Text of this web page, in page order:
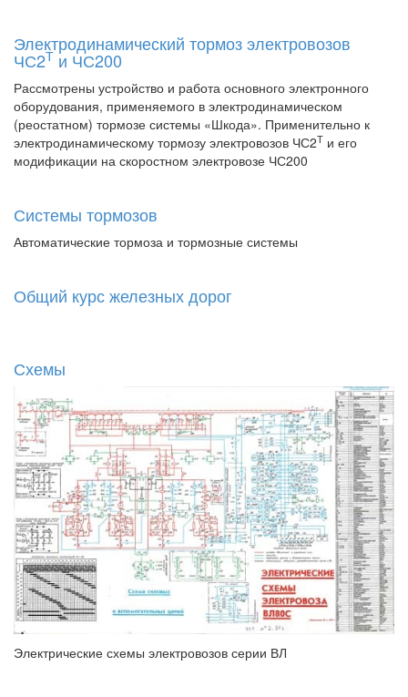
Электродинамический тормоз электровозов
ЧС2Т и ЧС200
Рассмотрены устройство и работа основного электронного
оборудования, применяемого в электродинамическом
(реостатном) тормозе системы «Шкода». Применительно к
электродинамическому тормозу электровозов ЧС2Т и его
модификации на скоростном электровозе ЧС200
Системы тормозов
Автоматические тормоза и тормозные системы
Общий курс железных дорог
Схемы
Электрические схемы электровозов серии ВЛ